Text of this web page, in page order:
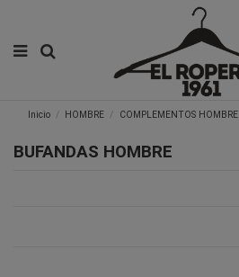
Inicio HOMBRE COMPLEMENTOS HOMBRE
BUFANDAS HOMBRE